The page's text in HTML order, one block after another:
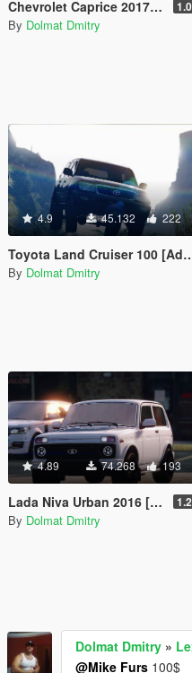
Chevrolet Caprice 2017 [Replace] 1.0
By Dolmat Dmitry
4.9 45.132 222
Toyota Land Cruiser 100 [Add-On | Replace]
By Dolmat Dmitry
4.89 74.268 193
Lada Niva Urban 2016 [Add-On / Replace | Tuning] 1.2
By Dolmat Dmitry
Dolmat Dmitry »
@Mike Furs 100$